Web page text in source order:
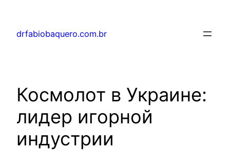
drfabiobaquero.com.br
Космолот в Украине:
лидер игорной
индустрии